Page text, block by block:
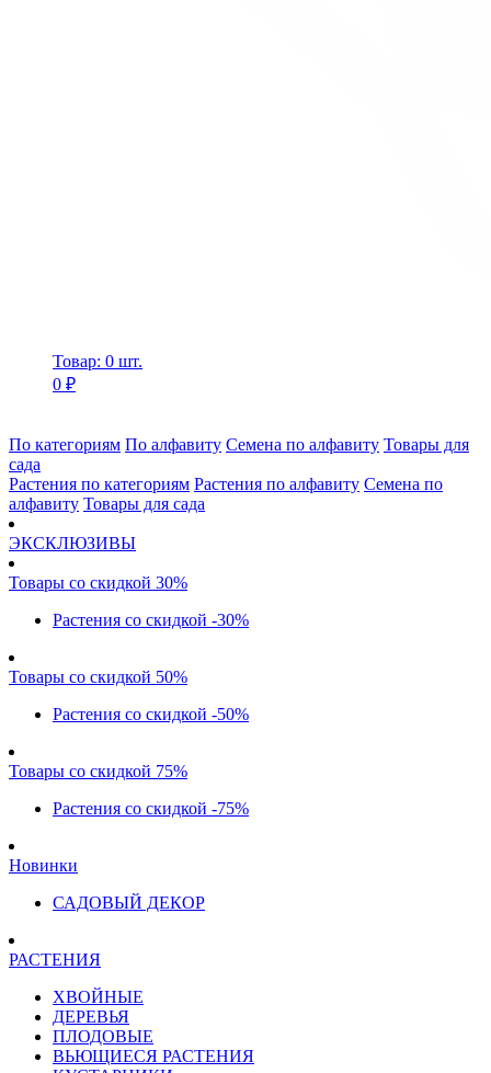
Товар: 0 шт.
0 ₽
По категориям По алфавиту Семена по алфавиту Товары для
сада
Растения по категориям Растения по алфавиту Семена по
алфавиту Товары для сада
ЭКСКЛЮЗИВЫ
Товары со скидкой 30%
Растения со скидкой -30%
Товары со скидкой 50%
Растения со скидкой -50%
Товары со скидкой 75%
Растения со скидкой -75%
Новинки
САДОВЫЙ ДЕКОР
РАСТЕНИЯ
ХВОЙНЫЕ
ДЕРЕВЬЯ
ПЛОДОВЫЕ
ВЬЮЩИЕСЯ РАСТЕНИЯ